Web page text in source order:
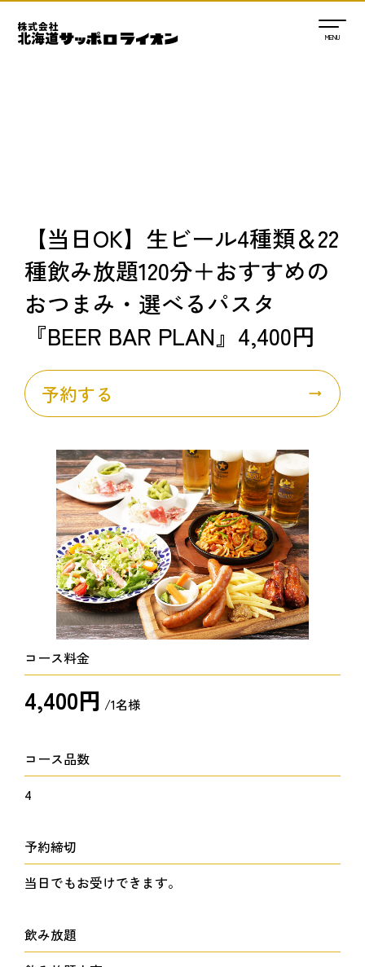
【当日OK】生ビール4種類＆22
種飲み放題120分＋おすすめの
おつまみ・選べるパスタ
『BEER BAR PLAN』4,400円
予約する
コース料金
4,400円 /1名様
コース品数
4
予約締切
当日でもお受けできます。
飲み放題